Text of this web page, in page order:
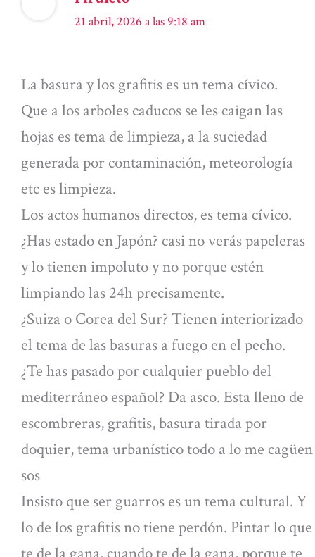
21 abril, 2026 a las 9:18 am
La basura y los grafitis es un tema cívico.
Que a los arboles caducos se les caigan las
hojas es tema de limpieza, a la suciedad
generada por contaminación, meteorología
etc es limpieza.
Los actos humanos directos, es tema cívico.
¿Has estado en Japón? casi no verás papeleras
y lo tienen impoluto y no porque estén
limpiando las 24h precisamente.
¿Suiza o Corea del Sur? Tienen interiorizado
el tema de las basuras a fuego en el pecho.
¿Te has pasado por cualquier pueblo del
mediterráneo español? Da asco. Esta lleno de
escombreras, grafitis, basura tirada por
doquier, tema urbanístico todo a lo me cagüen
sos
Insisto que ser guarros es un tema cultural. Y
lo de los grafitis no tiene perdón. Pintar lo que